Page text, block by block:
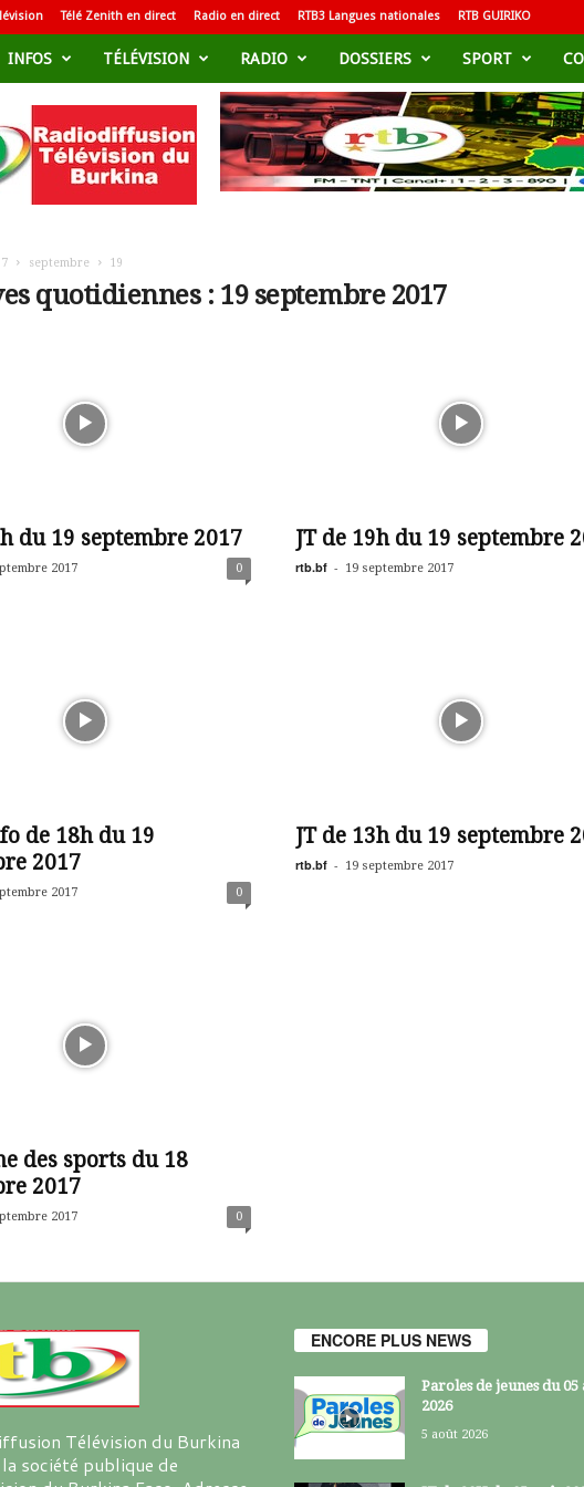
Télé Zenith en direct Radio en direct RTB3 Langues nationales RTB GUIRIKO
INFOS TÉLÉVISION RADIO DOSSIERS SPORT
septembre 19
quotidiennes : 19 septembre 2017
du 19 septembre 2017
2017 0
JT de 19h du 19 septembre
rtb.bf - 19 septembre 2017
de 18h du 19
2017
2017 0
JT de 13h du 19 septembre
rtb.bf - 19 septembre 2017
des sports du 18
2017
2017 0
Télévision du Burkina
société publique de
ENCORE PLUS NEWS
Paroles de jeunes du 05
2026
5 août 2026